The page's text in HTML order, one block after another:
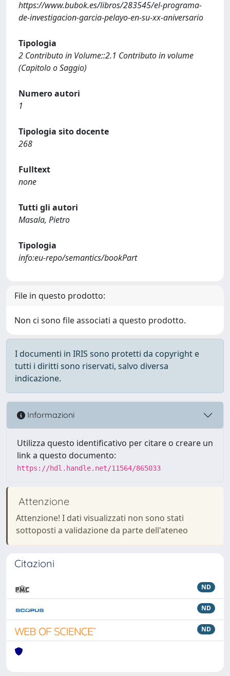
https://www.bubok.es/libros/283545/el-programa-
de-investigacion-garcia-pelayo-en-su-xx-aniversario
Tipologia
2 Contributo in Volume::2.1 Contributo in volume
(Capitolo o Saggio)
Numero autori
1
Tipologia sito docente
268
Fulltext
none
Tutti gli autori
Masala, Pietro
Tipologia
info:eu-repo/semantics/bookPart
File in questo prodotto:
Non ci sono file associati a questo prodotto.
I documenti in IRIS sono protetti da copyright e
tutti i diritti sono riservati, salvo diversa
indicazione.
Informazioni
Utilizza questo identificativo per citare o creare un
link a questo documento:
https://hdl.handle.net/11564/865033
Attenzione
Attenzione! I dati visualizzati non sono stati
sottoposti a validazione da parte dell'ateneo
Citazioni
ND
ND
ND